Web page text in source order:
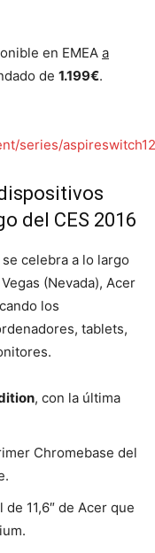
en EMEA a
de 1.199€.
series/aspireswitch12
del CES 2016
celebra a lo largo
(Nevada), Acer
los
tablets,
, con la última
Chromebase del
11,6″ de Acer que